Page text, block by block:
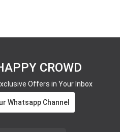
CROWD
Offers in Your Inbox
Whatsapp Channel